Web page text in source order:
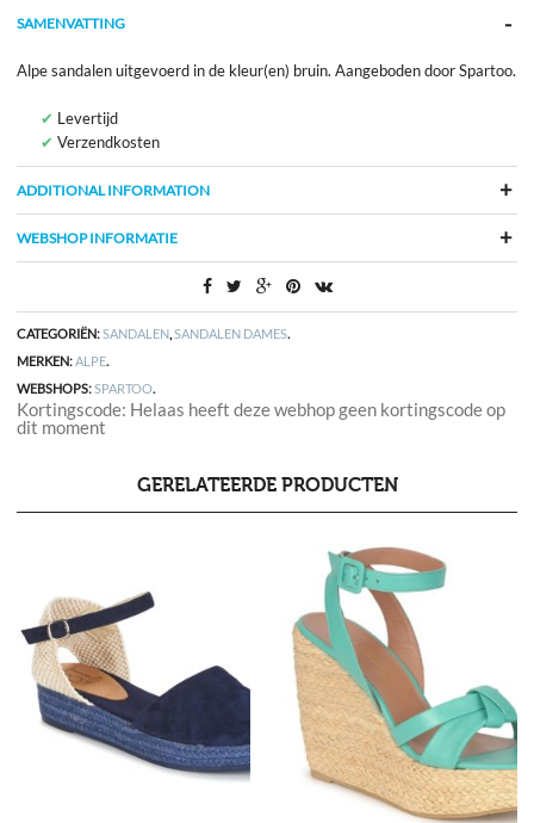
SAMENVATTING
Alpe sandalen uitgevoerd in de kleur(en) bruin. Aangeboden door Spartoo.
Levertijd
Verzendkosten
ADDITIONAL INFORMATION
WEBSHOP INFORMATIE
CATEGORIËN:SANDALEN,SANDALEN DAMES.
MERKEN:ALPE.
WEBSHOPS:SPARTOO.
Kortingscode: Helaas heeft deze webhop geen kortingscode op
dit moment
GERELATEERDE PRODUCTEN